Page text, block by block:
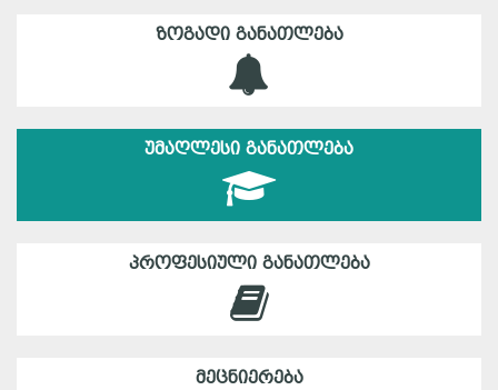
ᲖᲝᲒᲐᲓᲘ ᲒᲐᲜᲐᲗᲚᲔᲑᲐ
ᲣᲛᲐᲦᲚᲔᲡᲘ ᲒᲐᲜᲐᲗᲚᲔᲑᲐ
ᲞᲠᲝᲤᲔᲡᲘᲣᲚᲘ ᲒᲐᲜᲐᲗᲚᲔᲑᲐ
ᲛᲔᲪᲜᲘᲔᲠᲔᲑᲐ